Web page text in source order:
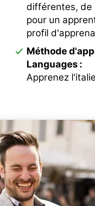
différentes, de
pour un
profil
Méthode
Languages :
Apprenez